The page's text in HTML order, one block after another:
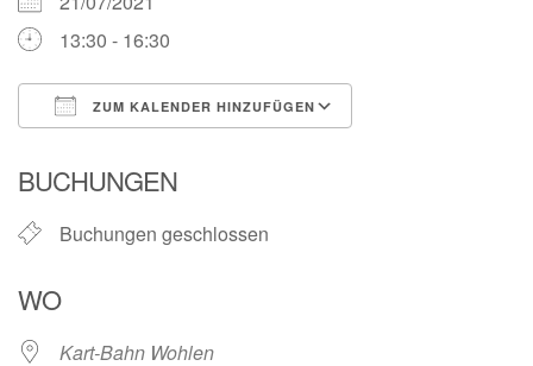
13:30 - 16:30
ZUM KALENDER HINZUFÜGEN
BUCHUNGEN
Buchungen geschlossen
WO
Kart-Bahn Wohlen